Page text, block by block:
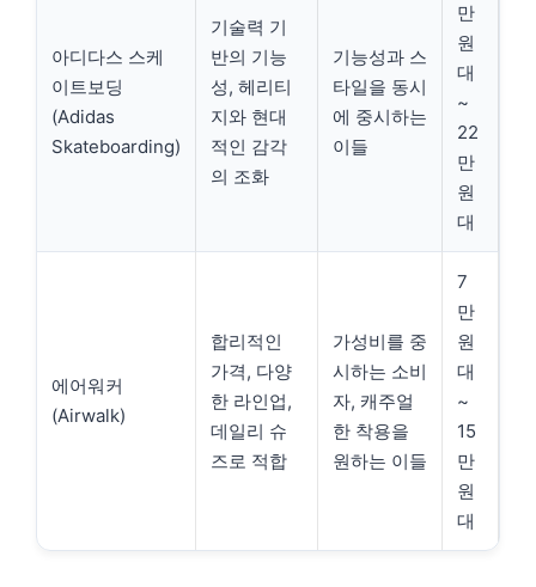
아디다스 스케
이트보딩
(Adidas
Skateboarding)
기술력 기
반의 기능
성, 헤리티
지와 현대
적인 감각
의 조화
기능성과 스
타일을 동시
에 중시하는
이들
만
원
대
~
22
만
원
대
에어워커
(Airwalk)
합리적인
가격, 다양
한 라인업,
데일리 슈
즈로 적합
가성비를 중
시하는 소비
자, 캐주얼
한 착용을
원하는 이들
7
만
원
대
~
15
만
원
대